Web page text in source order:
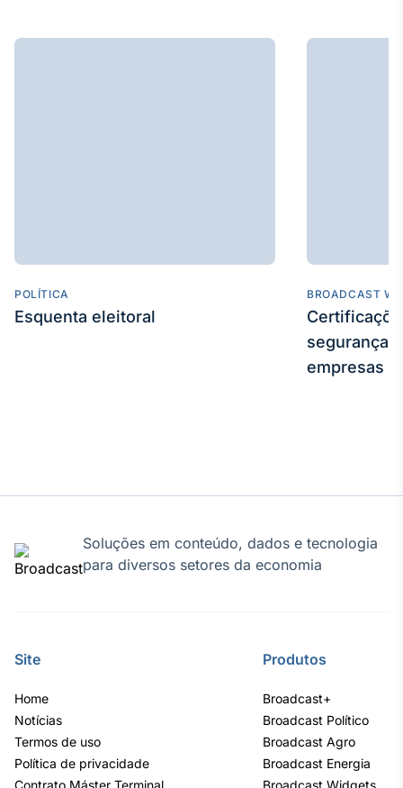
POLÍTICA
Esquenta eleitoral
BROADCAST
segurança
empresas
Soluções em conteúdo, dados e tecnologia
para diversos setores da economia
Site
Home
Notícias
Termos de uso
Política de privacidade
Contrato Máster Terminal
Produtos
Broadcast+
Broadcast Político
Broadcast Agro
Broadcast Energia
Broadcast Widgets